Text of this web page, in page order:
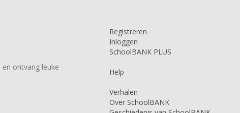
en ontvang leuke
Registreren
Inloggen
SchoolBANK PLUS
Help
Verhalen
Over SchoolBANK